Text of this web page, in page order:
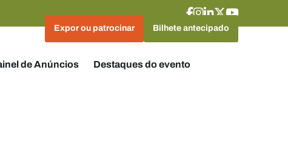
Expor ou patrocinar Bilhete antecipado
de Anúncios Destaques do evento